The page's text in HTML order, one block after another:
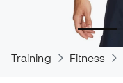
Training Fitness